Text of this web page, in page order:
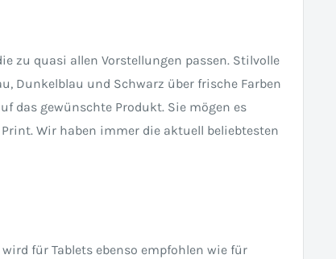
zu quasi allen Vorstellungen passen. Stilvolle
Dunkelblau und Schwarz über frische Farben
das gewünschte Produkt. Sie mögen es
Wir haben immer die aktuell beliebtesten
für Tablets ebenso empfohlen wie für